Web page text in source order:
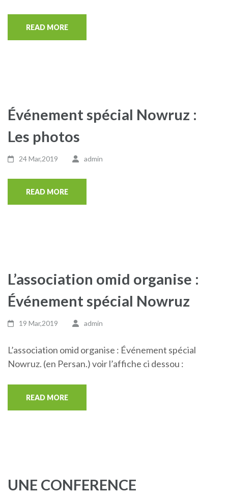
READ MORE
Événement spécial Nowruz :
Les photos
24 Mar,2019 admin
READ MORE
L’association omid organise :
Événement spécial Nowruz
19 Mar,2019 admin
L’association omid organise : Événement spécial
Nowruz. (en Persan.) voir l’affiche ci dessou :
READ MORE
UNE CONFERENCE